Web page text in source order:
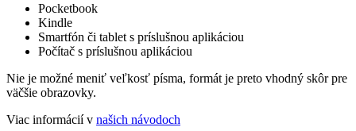
Pocketbook
Kindle
Smartfón či tablet s príslušnou aplikáciou
Počítač s príslušnou aplikáciou
Nie je možné meniť veľkosť písma, formát je preto vhodný skôr pre
väčšie obrazovky.
Viac informácií v našich návodoch